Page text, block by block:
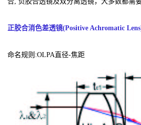
正胶合消色差透镜(Positive Achromatic
命名规则:OLPA直径-焦距